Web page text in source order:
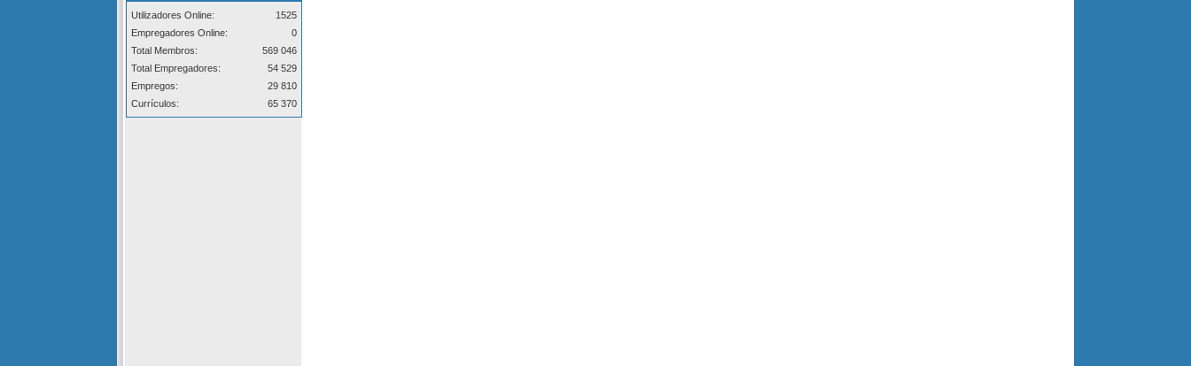
Utilizadores Online:
1525
Empregadores Online:
0
Total Membros:
569 046
Total Empregadores:
54 529
Empregos:
29 810
Currículos:
65 370